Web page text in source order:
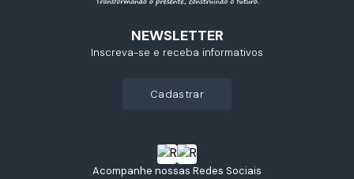
Acompanhe nossas Redes Sociais
NEWSLETTER
Inscreva-se e receba informativos
cadastrar